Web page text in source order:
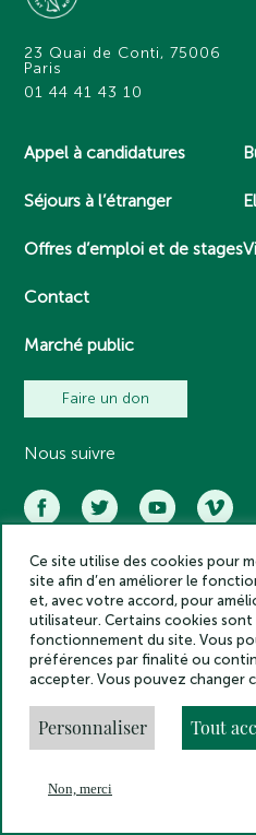
Menu
23 Quai de Conti, 75006
Paris
01 44 41 43 10
Appel à candidatures
Séjours à l’étranger
Offres d’emploi et de stages
Contact
Marché public
Faire un don
Nous suivre
Académie des inscriptions et
Politique de
Mentions
Made by
Ce site utilise des cookies pour
site afin d’en améliorer le
et, avec votre accord, pour
utilisateur. Certains cookies sont
fonctionnement du site. Vous
préférences par finalité ou
accepter. Vous pouvez changer
Personnaliser Tout
Non, merci